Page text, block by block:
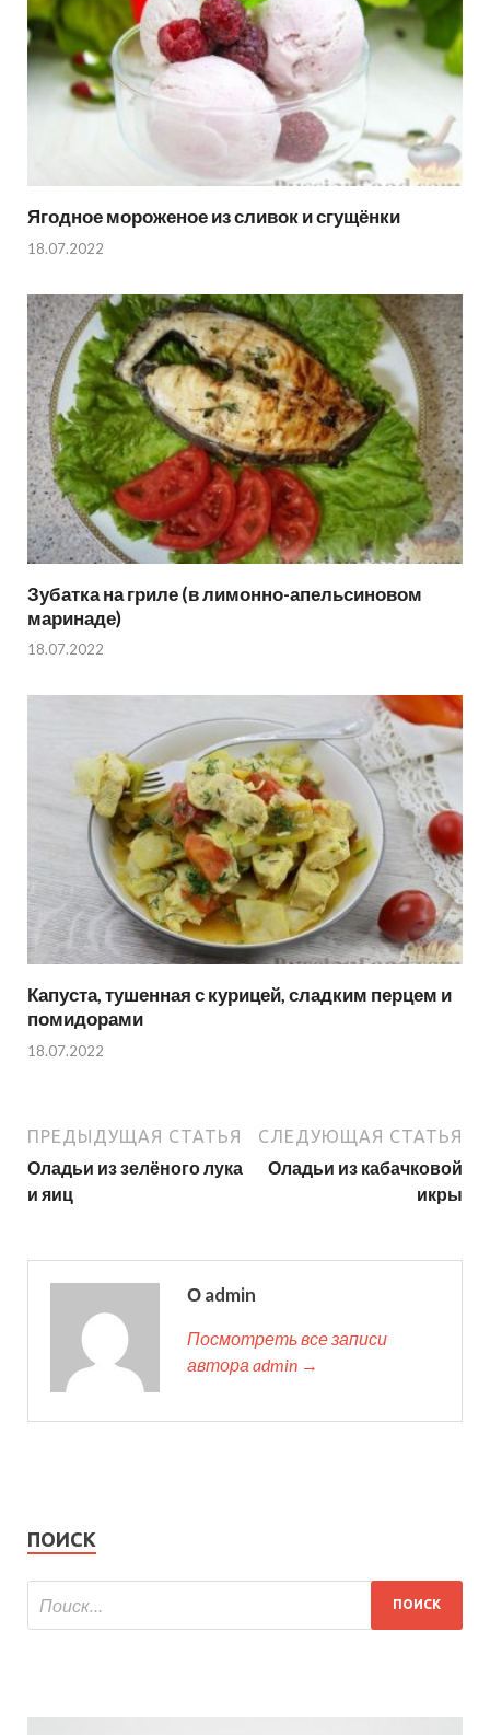
Ягодное мороженое из сливок и сгущёнки
18.07.2022
Зубатка на гриле (в лимонно-апельсиновом
маринаде)
18.07.2022
Капуста, тушенная с курицей, сладким перцем и
помидорами
18.07.2022
ПРЕДЫДУЩАЯ СТАТЬЯ
Оладьи из зелёного лука
и яиц
СЛЕДУЮЩАЯ СТАТЬЯ
Оладьи из кабачковой
икры
О admin
Посмотреть все записи
автора admin →
ПОИСК